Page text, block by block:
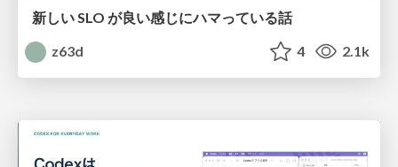
新しい SLO が良い感じにハマっている話
z63d
4 2.1k